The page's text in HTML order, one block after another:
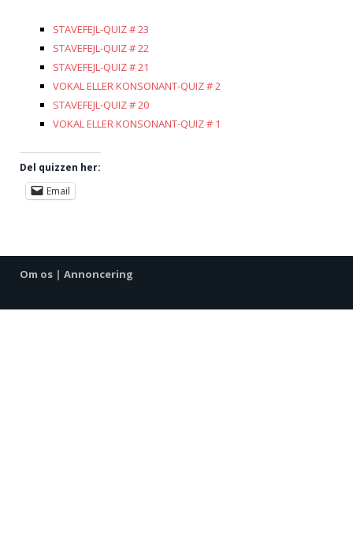
STAVEFEJL-QUIZ # 23
STAVEFEJL-QUIZ # 22
STAVEFEJL-QUIZ # 21
VOKAL ELLER KONSONANT-QUIZ # 2
STAVEFEJL-QUIZ # 20
VOKAL ELLER KONSONANT-QUIZ # 1
Del quizzen her:
Email
Om os | Annoncering